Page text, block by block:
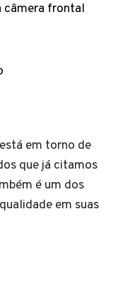
câmera frontal
em torno de
que já citamos
é um dos
em suas